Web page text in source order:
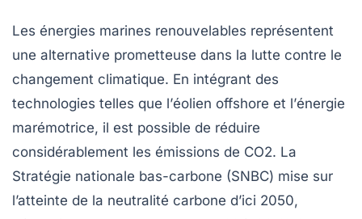
Les énergies marines renouvelables représentent
une alternative prometteuse dans la lutte contre le
changement climatique. En intégrant des
technologies telles que l’éolien offshore et l’énergie
marémotrice, il est possible de réduire
considérablement les émissions de CO2. La
Stratégie nationale bas-carbone (SNBC) mise sur
l’atteinte de la neutralité carbone d’ici 2050,